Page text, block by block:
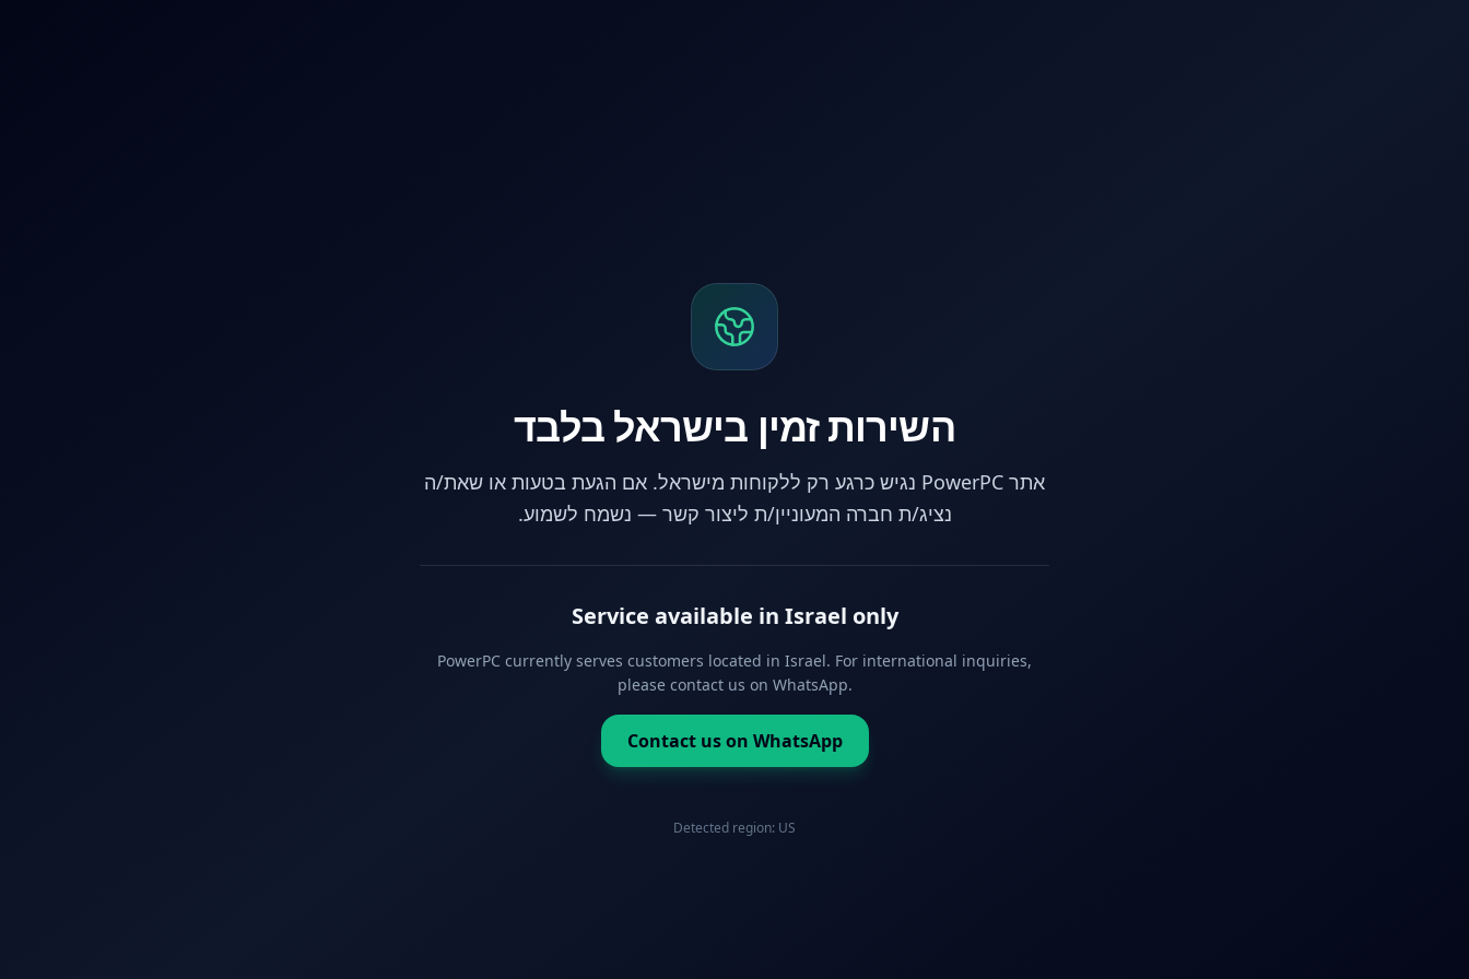
השירות זמין בישראל בלבד
אתר PowerPC נגיש כרגע רק ללקוחות מישראל. אם הגעת בטעות או שאת/ה
נציג/ת חברה המעוניין/ת ליצור קשר — נשמח לשמוע.
Service available in Israel only
PowerPC currently serves customers located in Israel. For international inquiries,
please contact us on WhatsApp.
Contact us on WhatsApp
Detected region: US